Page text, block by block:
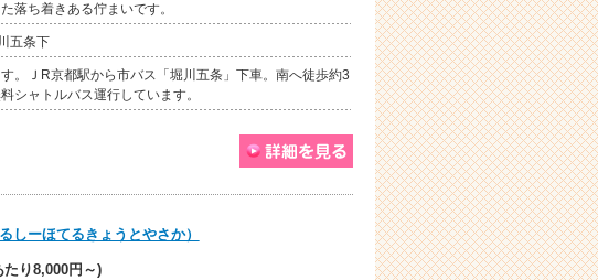
落ち着きある佇まいです。
五条下
。ＪR京都駅から市バス「堀川五条」下車。南へ徒歩約3
シャトルバス運行しています。
るしーほてるきょうとやさか）
り8,000円～)